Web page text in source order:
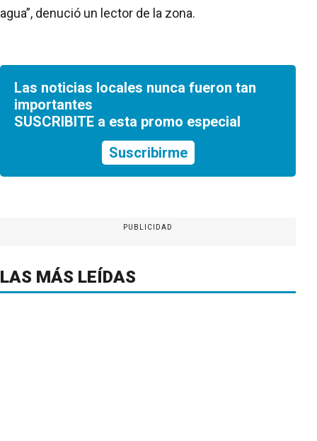
agua”, denució un lector de la zona.
Las noticias locales nunca fueron tan
importantes
SUSCRIBITE a esta promo especial
Suscribirme
PUBLICIDAD
LAS MÁS LEÍDAS